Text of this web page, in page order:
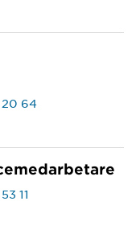
64
11